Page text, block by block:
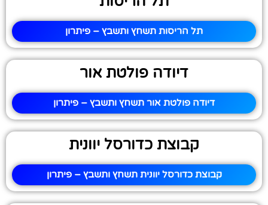
תל הריסות תשחץ ותשבץ – פיתרון
דיודה פולטת אור
דיודה פולטת אור תשחץ ותשבץ – פיתרון
קבוצת כדורסל יוונית
קבוצת כדורסל יוונית תשחץ ותשבץ – פיתרון